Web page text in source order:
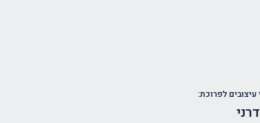
עיצובים לפרוכת: